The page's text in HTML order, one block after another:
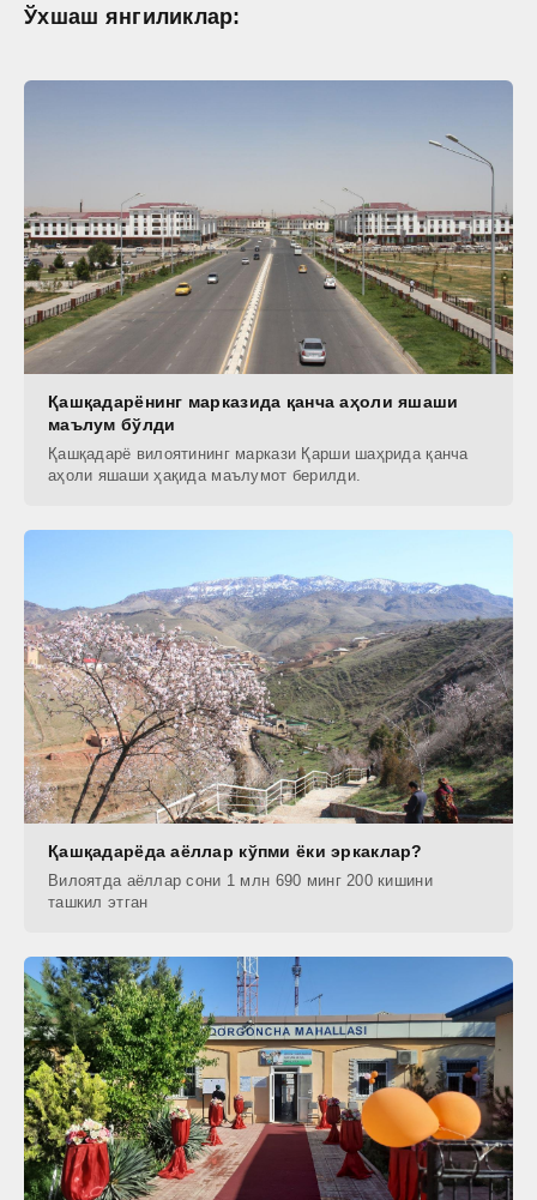
Ўхшаш янгиликлар:
Қашқадарёнинг марказида қанча аҳоли яшаши
маълум бўлди
Қашқадарё вилоятининг маркази Қарши шаҳрида қанча
аҳоли яшаши ҳақида маълумот берилди.
Қашқадарёда аёллар кўпми ёки эркаклар?
Вилоятда аёллар сони 1 млн 690 минг 200 кишини
ташкил этган